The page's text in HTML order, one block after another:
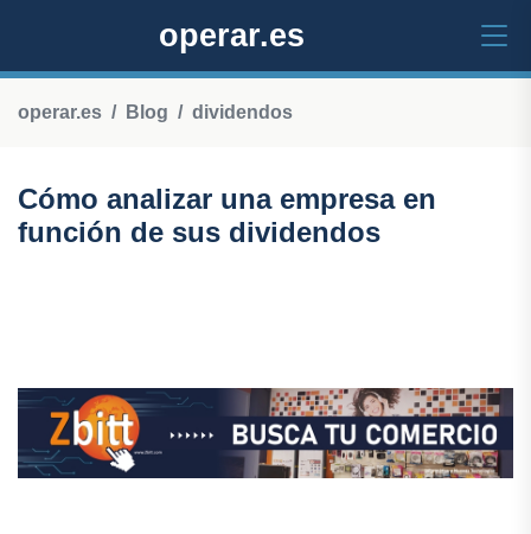
operar.es
operar.es Blog dividendos
Cómo analizar una empresa en
función de sus dividendos